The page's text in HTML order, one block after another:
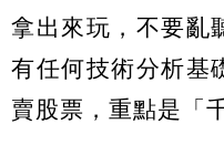
拿出來玩，不要亂
有任何技術分析基
賣股票，重點是「